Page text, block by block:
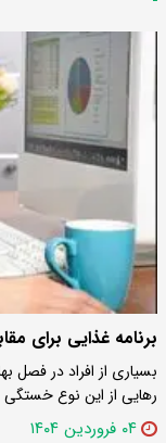
برنامه غذایی برای
بسیاری از افراد در فصل
رهایی از این نوع
۰۴ فروردین ۱۴۰۴